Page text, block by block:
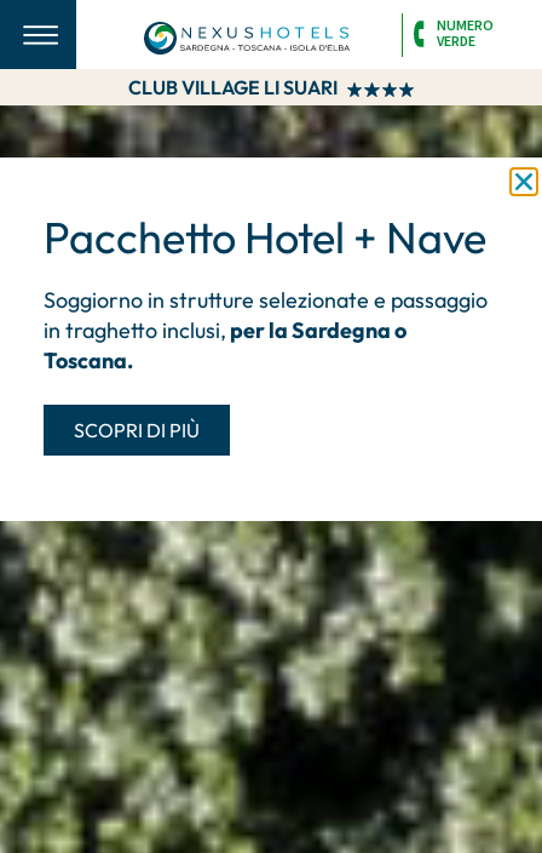
NUMERO
VERDE
CLUB VILLAGE LI SUARI
Pacchetto Hotel + Nave
Soggiorno in strutture selezionate e passaggio
in traghetto inclusi, per la Sardegna o
Toscana.
SCOPRI DI PIÙ